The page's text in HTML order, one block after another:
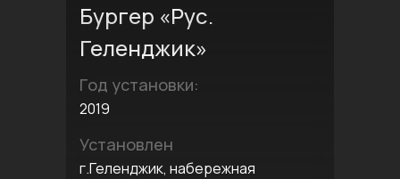
Бургер «Рус.
Геленджик»
Год установки:
2019
Установлен
г.Геленджик, набережная